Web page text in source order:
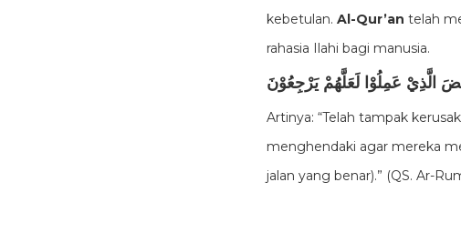
kebetulan. Al-Qur’an telah
rahasia Ilahi bagi manusia.
الَّذِيْ عَمِلُوْا لَعَلَّهُمْ يَرْجِعُوْنَ
Artinya: “Telah tampak
menghendaki agar mereka
jalan yang benar).” (QS. Ar-